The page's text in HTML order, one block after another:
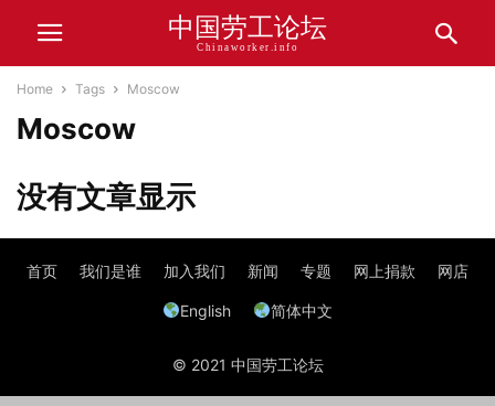
中国劳工论坛
Chinaworker.info
Home Tags Moscow
Moscow
没有文章显示
首页 我们是谁 加入我们 新闻 专题 网上捐款 网店
English 简体中文
© 2021 中国劳工论坛